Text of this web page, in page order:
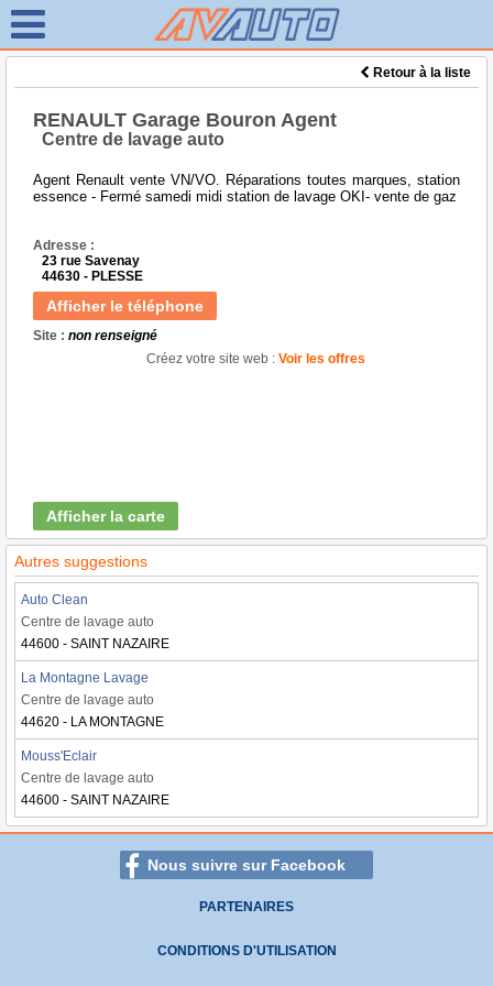
Retour à la liste
RENAULT Garage Bouron Agent
Centre de lavage auto
Agent Renault vente VN/VO. Réparations toutes marques, station
essence - Fermé samedi midi station de lavage OKI- vente de gaz
Adresse :
23 rue Savenay
44630 - PLESSE
Afficher le téléphone
Site : non renseigné
Créez votre site web : Voir les offres
Afficher la carte
Autres suggestions
Auto Clean
Centre de lavage auto
44600 - SAINT NAZAIRE
La Montagne Lavage
Centre de lavage auto
44620 - LA MONTAGNE
Mouss'Eclair
Centre de lavage auto
44600 - SAINT NAZAIRE
Nous suivre sur Facebook
PARTENAIRES
CONDITIONS D'UTILISATION